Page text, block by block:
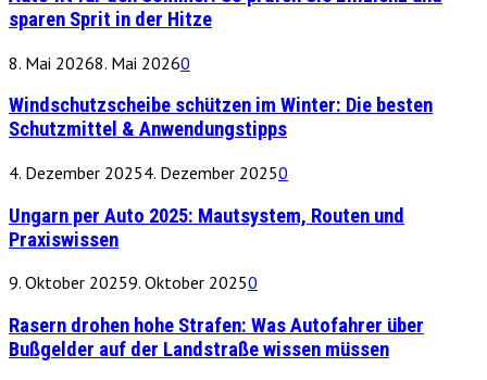
sparen Sprit in der Hitze
8. Mai 20268. Mai 20260
Windschutzscheibe schützen im Winter: Die besten
Schutzmittel & Anwendungstipps
4. Dezember 20254. Dezember 20250
Ungarn per Auto 2025: Mautsystem, Routen und
Praxiswissen
9. Oktober 20259. Oktober 20250
Rasern drohen hohe Strafen: Was Autofahrer über
Bußgelder auf der Landstraße wissen müssen